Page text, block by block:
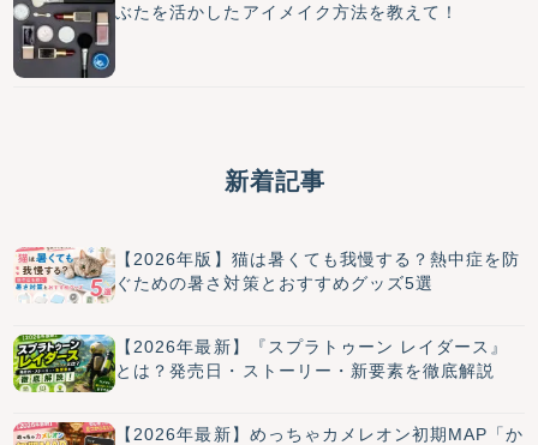
ぶたを活かしたアイメイク方法を教えて！
新着記事
【2026年版】猫は暑くても我慢する？熱中症を防
ぐための暑さ対策とおすすめグッズ5選
【2026年最新】『スプラトゥーン レイダース』
とは？発売日・ストーリー・新要素を徹底解説
【2026年最新】めっちゃカメレオン初期MAP「か